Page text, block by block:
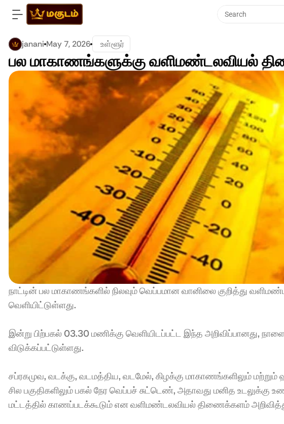
Search
janani May 7, 2026 உள்ளூர்
பல மாகாணங்களுக்கு வளிமண்டலவியல்
நாட்டின் பல மாகாணங்களில் நிலவும் வெப்பமான வானிலை குறித்து
வெளியிட்டுள்ளது.
இன்று பிற்பகல் 03.30 மணிக்கு வெளியிடப்பட்ட இந்த அறிவிப்பானது,
விடுக்கப்பட்டுள்ளது.
சப்ரகமுவ, வடக்கு, வடமத்திய, வடமேல், கிழக்கு மாகாணங்களிலும்
சில பகுதிகளிலும் பகல் நேர வெப்பச் சுட்டெண், அதாவது மனித
மட்டத்தில் காணப்படக்கூடும் என வளிமண்டலவியல் திணைக்களம்